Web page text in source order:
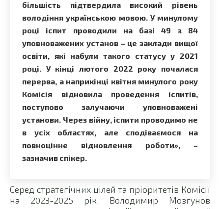
більшість підтвердила високий рівень
володіння українською мовою. У минулому
році іспит проводили на базі 49 з 84
уповноважених установ – це заклади вищої
освіти, які набули такого статусу у 2021
році. У кінці лютого 2022 року почалася
перерва, а наприкінці квітня минулого року
Комісія відновила проведення іспитів,
поступово залучаючи уповноважені
установи. Через війну, іспити проводимо не
в усіх областях, але сподіваємося на
повноцінне відновлення роботи», –
зазначив спікер.
Серед стратегічних цілей та пріоритетів Комісії
на 2023-2025 рік, Володимир Мозгунов